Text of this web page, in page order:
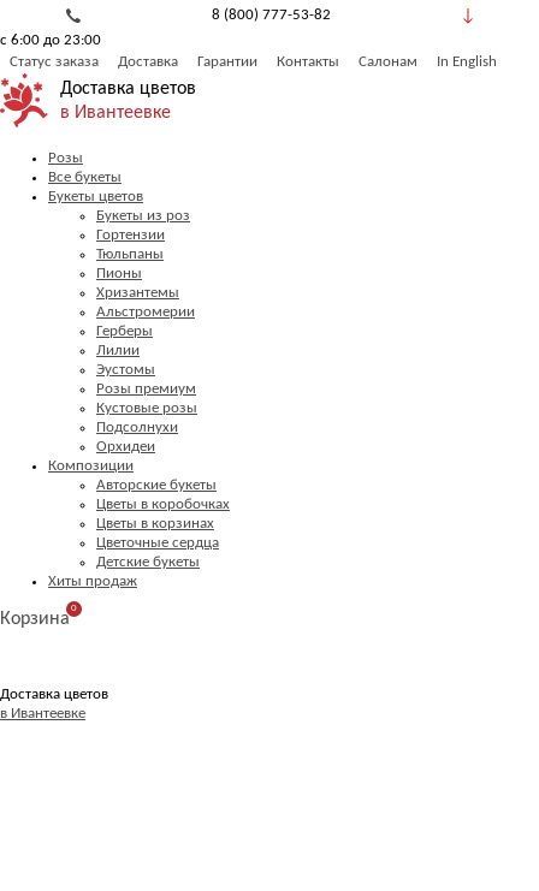
8 (800) 777-53-82
с 6:00 до 23:00
Статус заказа
Доставка Гарантии Контакты Салонам In English
Доставка цветов
в Ивантеевке
Розы
Все букеты
Букеты цветов
Букеты из роз
Гортензии
Тюльпаны
Пионы
Хризантемы
Альстромерии
Герберы
Лилии
Эустомы
Розы премиум
Кустовые розы
Подсолнухи
Орхидеи
Композиции
Авторские букеты
Цветы в коробочках
Цветы в корзинах
Цветочные сердца
Детские букеты
Хиты продаж
Корзина
0
Доставка цветов
в Ивантеевке